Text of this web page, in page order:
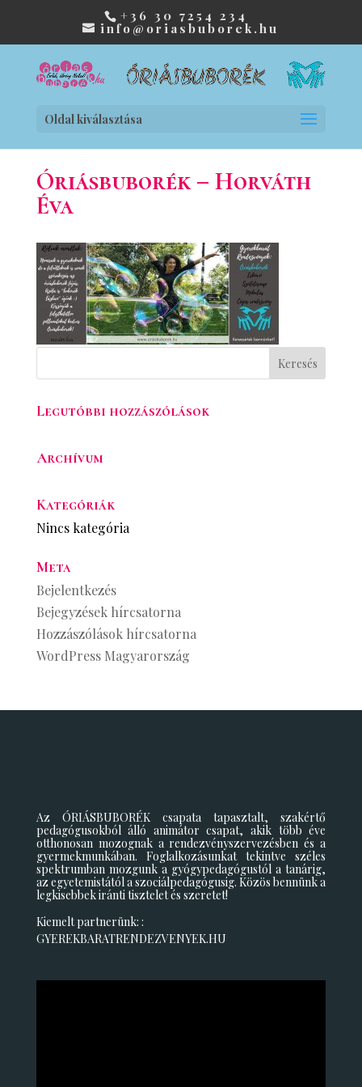
+36 30 7254 234
info@oriasbuborek.hu
Oldal kiválasztása
Óriásbuborék – Horváth
Éva
Legutóbbi hozzászólások
Archívum
Kategóriák
Nincs kategória
Meta
Bejelentkezés
Bejegyzések hírcsatorna
Hozzászólások hírcsatorna
WordPress Magyarország
Az ÓRIÁSBUBORÉK csapata tapasztalt, szakértő
pedagógusokból álló animátor csapat, akik több éve
otthonosan mozognak a rendezvényszervezésben és a
gyermekmunkában. Foglalkozásunkat tekintve széles
spektrumban mozgunk a gyógypedagógustól a tanárig,
az egyetemistától a szociálpedagógusig. Közös bennünk a
legkisebbek iránti tisztelet és szeretet!
Kiemelt partnerünk: :
GYEREKBARATRENDEZVENYEK.HU